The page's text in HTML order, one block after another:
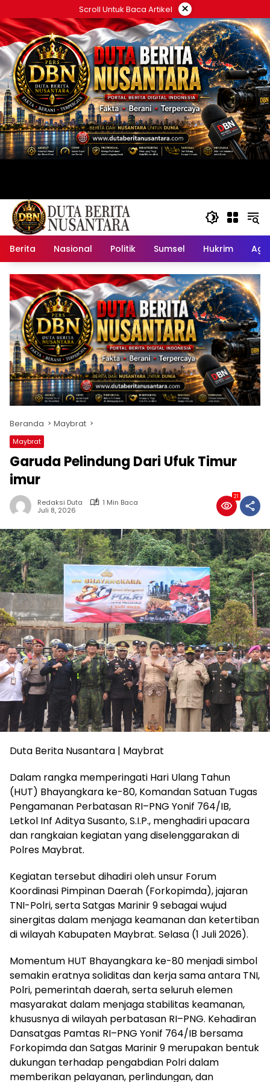
ke
konten
Scroll Untuk Baca Artikel ×
Berita Nasional Politik Sumsel Hukrim
Beranda Maybrat
Maybrat
Garuda Pelindung Dari Ufuk Timur
imur
Redaksi Duta
1 Min Baca
Juli 8, 2026
21
Duta Berita Nusantara | Maybrat
Dalam rangka memperingati Hari Ulang Tahun
(HUT) Bhayangkara ke-80, Komandan Satuan Tugas
Pengamanan Perbatasan RI–PNG Yonif 764/IB,
Letkol Inf Aditya Susanto, S.I.P., menghadiri upacara
dan rangkaian kegiatan yang diselenggarakan di
Polres Maybrat.
Kegiatan tersebut dihadiri oleh unsur Forum
Koordinasi Pimpinan Daerah (Forkopimda), jajaran
TNI-Polri, serta Satgas Marinir 9 sebagai wujud
sinergitas dalam menjaga keamanan dan ketertiban
di wilayah Kabupaten Maybrat. Selasa (1 Juli 2026).
Momentum HUT Bhayangkara ke-80 menjadi simbol
semakin eratnya soliditas dan kerja sama antara TNI,
Polri, pemerintah daerah, serta seluruh elemen
masyarakat dalam menjaga stabilitas keamanan,
khususnya di wilayah perbatasan RI–PNG. Kehadiran
Dansatgas Pamtas RI–PNG Yonif 764/IB bersama
Forkopimda dan Satgas Marinir 9 merupakan bentuk
dukungan terhadap pengabdian Polri dalam
memberikan pelayanan, perlindungan, dan